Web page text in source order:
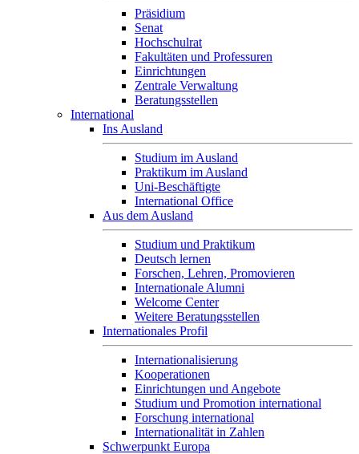
Präsidium
Senat
Hochschulrat
Fakultäten und Professuren
Einrichtungen
Zentrale Verwaltung
Beratungsstellen
International
Ins Ausland
Studium im Ausland
Praktikum im Ausland
Uni-Beschäftigte
International Office
Aus dem Ausland
Studium und Praktikum
Deutsch lernen
Forschen, Lehren, Promovieren
Internationale Alumni
Welcome Center
Weitere Beratungsstellen
Internationales Profil
Internationalisierung
Kooperationen
Einrichtungen und Angebote
Studium und Promotion international
Forschung international
Internationalität in Zahlen
Schwerpunkt Europa